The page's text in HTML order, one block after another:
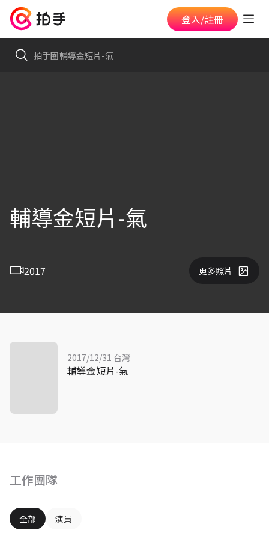
登入/註冊
拍手圈輔導金短片-氣
輔導金短片-氣
2017 更多照片
工作團隊
全部 演員
2017/12/31 台灣
輔導金短片-氣